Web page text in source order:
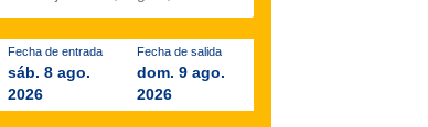
Fecha de entrada
sáb. 8 ago.
2026
Fecha de salida
dom. 9 ago.
2026